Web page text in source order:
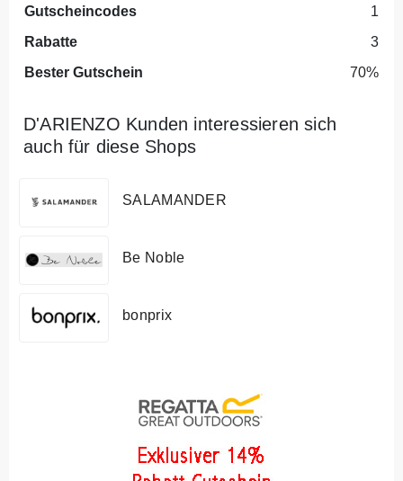
Gutscheincodes
1
Rabatte
3
Bester Gutschein
70%
D'ARIENZO Kunden interessieren sich
auch für diese Shops
SALAMANDER
Be Noble
bonprix